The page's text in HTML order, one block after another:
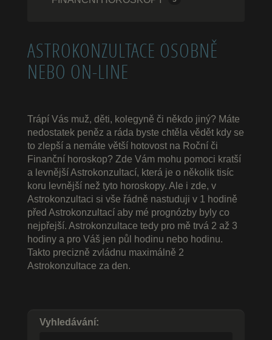
ASTROKONZULTACE OSOBNĚ
NEBO ON-LINE
Trápí Vás muž, děti, kolegyně či někdo jiný? Máte
nedostatek peněz a ráda byste chtěla vědět kdy se
to zlepší a nemáte větší hotovost na Roční či
Finanční horoskop? Zde Vám mohu pomoci kratší
a levnější Astrokonzultací, která je o několik tisíc
koru levnější než tyto horoskopy. Ale i zde, v
Astrokonzultaci si vše řádně nastuduji v 1 hodině
před Astrokonzultací aby mé prognózby byly co
nejpřejší. Astrokonzultace tedy pro mě trvá 2 až 3
hodiny a pro Váš jen půl hodinu nebo hodinu.
Takto precizně zvládnu maximálně 2
Astrokonzultace za den.
Vyhledávání: